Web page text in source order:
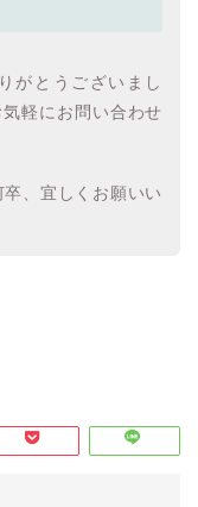
がとうございまし
軽にお問い合わせ
、宜しくお願いい